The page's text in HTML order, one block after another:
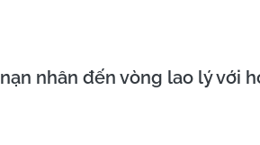
nhân đến vòng lao lý với